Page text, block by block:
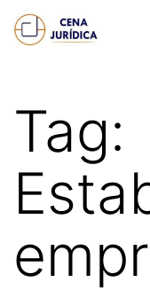
Pular
para
conteúdo
Cena
Tag: